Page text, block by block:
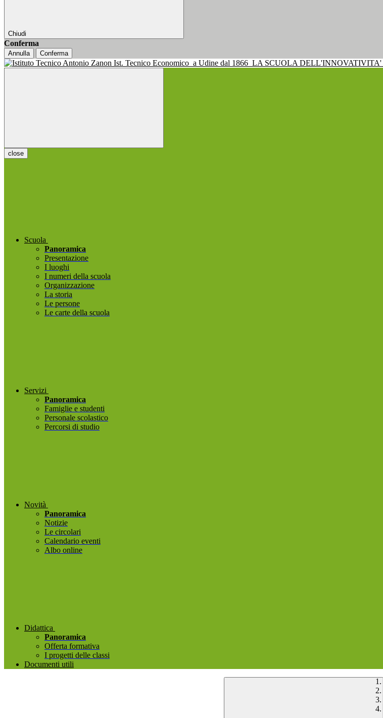
Chiudi
Conferma
Annulla Conferma
Ist. Tecnico Economico a Udine dal 1866 LA SCUOLA DELL'INNOVATIVITA'
close
Scuola
Panoramica
Presentazione
I luoghi
I numeri della scuola
Organizzazione
La storia
Le persone
Le carte della scuola
Servizi
Panoramica
Famiglie e studenti
Personale scolastico
Percorsi di studio
Novità
Panoramica
Notizie
Le circolari
Calendario eventi
Albo online
Didattica
Panoramica
Offerta formativa
I progetti delle classi
Documenti utili